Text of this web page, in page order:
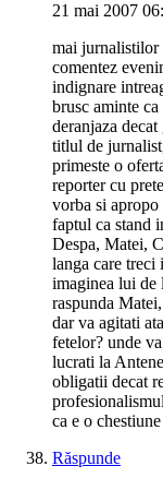
21 mai 2007
mai
comentez
indignare
brusc aminte
deranjaza
titlul de
primeste o
reporter cu
vorba si
faptul ca stand
Despa, Matei,
langa care treci
imaginea lui de
raspunda
dar va agitati
fetelor? unde
lucrati la
obligatii decat
ca e o
Răspunde